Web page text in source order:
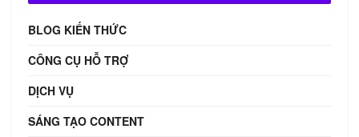
BLOG KIẾN THỨC
CÔNG CỤ HỖ TRỢ
DỊCH VỤ
SÁNG TẠO CONTENT